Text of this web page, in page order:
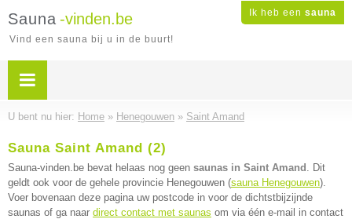
Ik heb een sauna
Sauna -vinden.be
Vind een sauna bij u in de buurt!
U bent nu hier: Home » Henegouwen » Saint Amand
Sauna Saint Amand (2)
Sauna-vinden.be bevat helaas nog geen saunas in Saint Amand . Dit
geldt ook voor de gehele provincie Henegouwen (sauna Henegouwen).
Voer bovenaan deze pagina uw postcode in voor de dichtstbijzijnde
saunas of ga naar direct contact met saunas om via één e-mail in contact